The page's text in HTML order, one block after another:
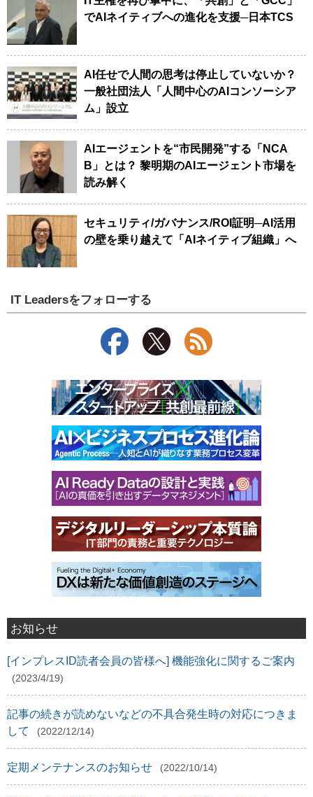
でAIネイティブへの進化を支援─日本TCS
AI任せで人間の思考は停止していないか？
一般社団法人「人間中心のAIコンソーシア
ム」設立
AIエージェントを“市民開発”する「NCA
B」とは？ 黎明期のAIエージェント市場を
読み解く
セキュリティ/ガバナンス/ROI証明─AI活用
の壁を乗り越えて「AIネイティブ組織」へ
IT Leadersをフォローする
お知らせ
[インプレスID読者会員の皆様へ] 機能強化に関するご案内
(2023/4/19)
記事の続きが読めないなどの不具合発生時の対応につきま
して
(2022/12/14)
定期メンテナンスのお知らせ (2022/10/14)